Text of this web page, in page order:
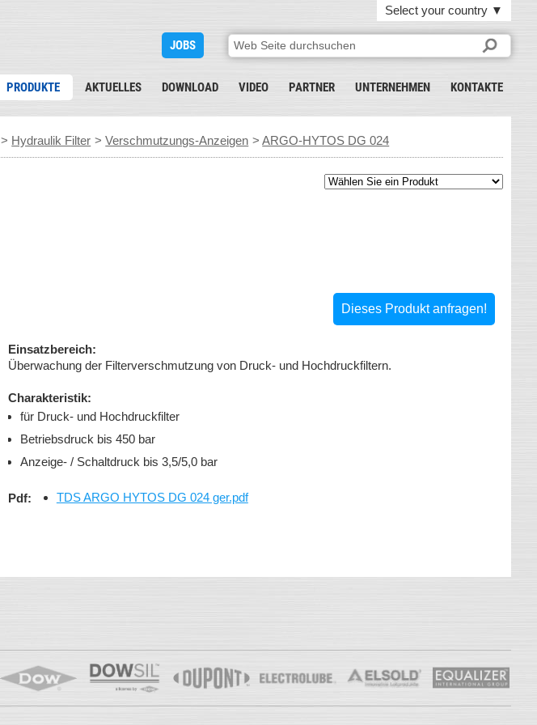
Select your country ▼
JOBS
PRODUKTE AKTUELLES DOWNLOAD VIDEO PARTNER UNTERNEHMEN KONTAKTE
> Hydraulik Filter >Verschmutzungs-Anzeigen >ARGO-HYTOS DG 024
Dieses Produkt anfragen!
Einsatzbereich:
Überwachung der Filterverschmutzung von Druck- und Hochdruckfiltern.
Charakteristik:
für Druck- und Hochdruckfilter
Betriebsdruck bis 450 bar
Anzeige- / Schaltdruck bis 3,5/5,0 bar
Pdf: TDS ARGO HYTOS DG 024 ger.pdf